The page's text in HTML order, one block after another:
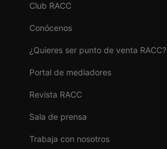
Club RACC
Conócenos
¿Quieres ser punto de venta RACC?
Portal de mediadores
Revista RACC
Sala de prensa
Trabaja con nosotros